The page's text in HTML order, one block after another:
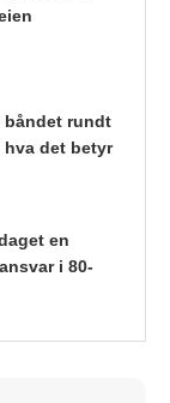
båndet rundt
hva det betyr
en
i 80-